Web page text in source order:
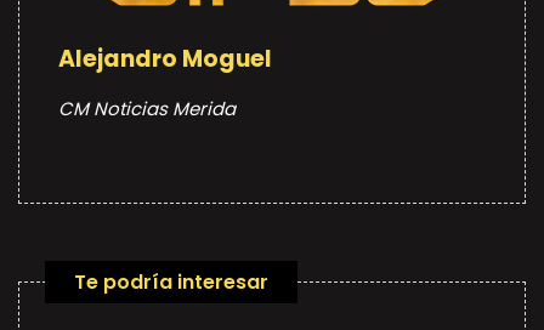
Alejandro Moguel
CM Noticias Merida
Te podría interesar